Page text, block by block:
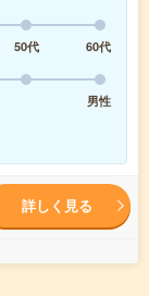
50代
60代
男性
詳しく見る